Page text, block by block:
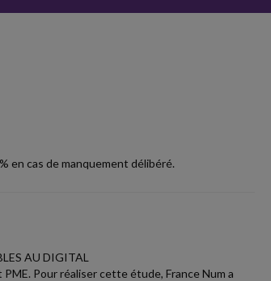
en cas de manquement délibéré.
AU DIGITAL
Pour réaliser cette étude, France Num a